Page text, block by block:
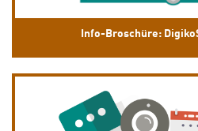
Info-Broschüre: